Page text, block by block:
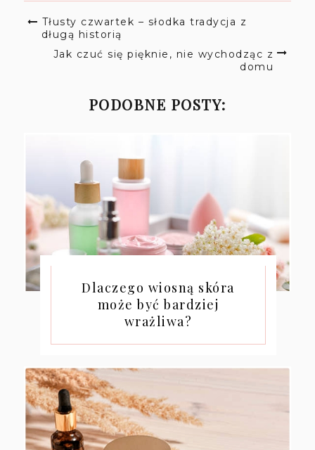
Tłusty czwartek – słodka tradycja z
długą historią
Jak czuć się pięknie, nie wychodząc z
domu
PODOBNE POSTY:
Dlaczego wiosną skóra
może być bardziej
wrażliwa?